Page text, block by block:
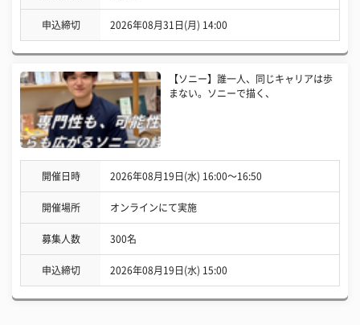
申込締切 2026年08月31日(月) 14:00
【ソニー】誰一人、同じキャリアは歩
まない。ソニーで描く、
開催日時 2026年08月19日(水) 16:00〜16:50
開催場所 オンラインにて実施
募集人数 300名
申込締切 2026年08月19日(水) 15:00